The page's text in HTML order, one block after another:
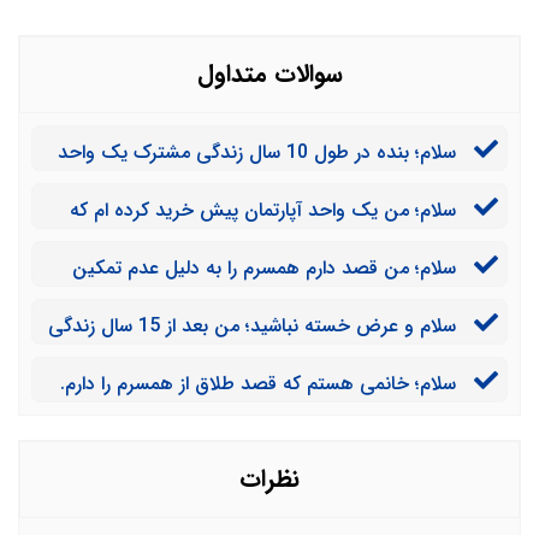
سوالات متداول
سلام؛ بنده در طول 10 سال زندگی مشترک یک واحد
را به نام دختر 5 سالم کردم. الان که می‌خواهم همسرم را
سلام؛ من یک واحد آپارتمان پیش خرید کرده ام که
هم برای تنصیف به دادگاه معرفی کند؟
سلام؛ من قصد دارم همسرم را به دلیل عدم تمکین
می‌گویند به خانه مشترک باز خواهند گشت و پشت سر حرف
خودم را ثابت کنم. در این صورت تنصیف اموال اتفاق خواهد ا
سلام و عرض خسته نباشید؛ من بعد از 15 سال زندگی
زندگی هم فقط یک آپارتمان 90 متری خریده ام که در آن
سلام؛ خانمی هستم که قصد طلاق از همسرم را دارم.
نظرات